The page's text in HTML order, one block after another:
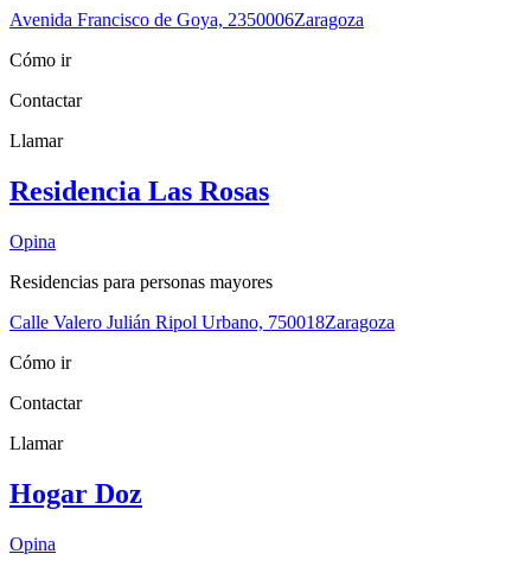
Avenida Francisco de Goya, 2350006Zaragoza
Cómo ir
Contactar
Llamar
Residencia Las Rosas
Opina
Residencias para personas mayores
Calle Valero Julián Ripol Urbano, 750018Zaragoza
Cómo ir
Contactar
Llamar
Hogar Doz
Opina